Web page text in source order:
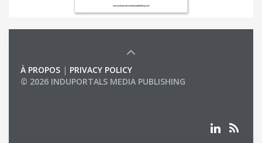
À PROPOS | PRIVACY POLICY
© 2026 INDUPORTALS MEDIA PUBLISHING